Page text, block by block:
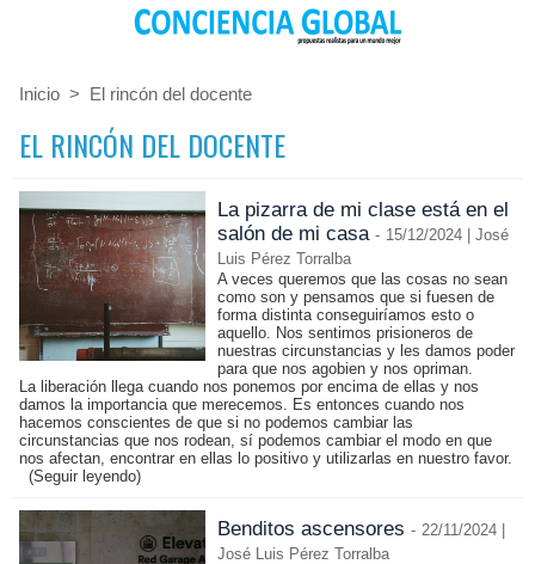
Inicio > El rincón del docente
EL RINCÓN DEL DOCENTE
La pizarra de mi clase está en el
salón de mi casa - 15/12/2024 | José
Luis Pérez Torralba
A veces queremos que las cosas no sean
como son y pensamos que si fuesen de
forma distinta conseguiríamos esto o
aquello. Nos sentimos prisioneros de
nuestras circunstancias y les damos poder
para que nos agobien y nos opriman.
La liberación llega cuando nos ponemos por encima de ellas y nos
damos la importancia que merecemos. Es entonces cuando nos
hacemos conscientes de que si no podemos cambiar las
circunstancias que nos rodean, sí podemos cambiar el modo en que
nos afectan, encontrar en ellas lo positivo y utilizarlas en nuestro favor.
(Seguir leyendo)
Benditos ascensores - 22/11/2024 |
José Luis Pérez Torralba